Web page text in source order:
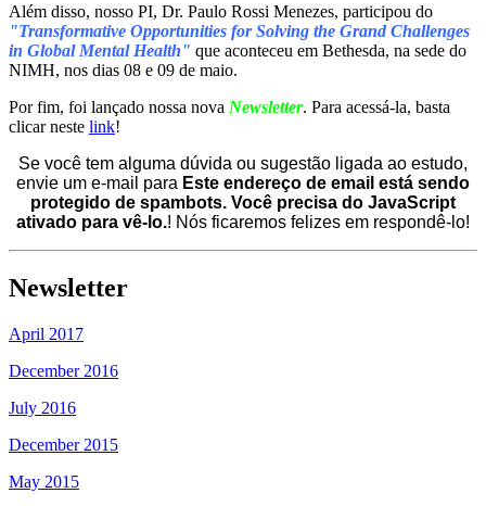
Além disso, nosso PI, Dr. Paulo Rossi Menezes, participou do
"Transformative Opportunities for Solving the Grand Challenges
in Global Mental Health" que aconteceu em Bethesda, na sede do
NIMH, nos dias 08 e 09 de maio.
Por fim, foi lançado nossa nova Newsletter. Para acessá-la, basta
clicar neste link!
Se você tem alguma dúvida ou sugestão ligada ao estudo,
envie um e-mail para Este endereço de email está sendo
protegido de spambots. Você precisa do JavaScript
ativado para vê-lo.! Nós ficaremos felizes em respondê-lo!
Newsletter
April 2017
December 2016
July 2016
December 2015
May 2015